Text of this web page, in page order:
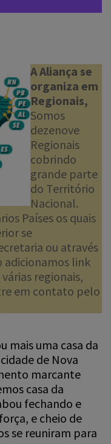
A Aliança se
organiza em
Regionais,
Somos
dezenove
Regionais
cobrindo
grande parte
do Território
Nacional.
Países os quais
se
ou através
adicionamos link
regionais,
em contato pelo
mais uma casa da
de Nova
marcante
casa da
fechando e
e cheio de
se reuniram para